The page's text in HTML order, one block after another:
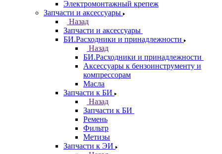
Электромонтажный крепеж
Запчасти и аксессуары
Назад
Запчасти и аксессуары
БИ.Расходники и принадлежности
Назад
БИ.Расходники и принадлежности
Аксессуары к бензоинструменту и
компрессорам
Масла
Запчасти к БИ
Назад
Запчасти к БИ
Ремень
Фильтр
Метизы
Запчасти к ЭИ